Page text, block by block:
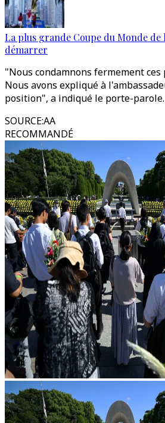
La plus grande Coupe du Monde de
démarrer
"Nous condamnons fermement
Nous avons expliqué à
position", a indiqué le porte-parole.
SOURCE:AA
RECOMMANDÉ